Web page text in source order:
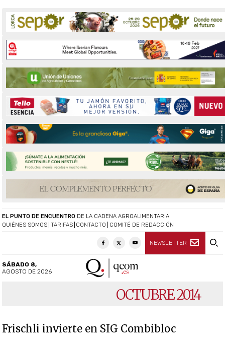
QUIÉNES SOMOS TARIFAS CONTACTO COMITÉ DE REDACCIÓN
NEWSLETTER
EL PUNTO DE ENCUENTRO DE LA CADENA AGROALIMENTARIA
SÁBADO 8,
AGOSTO DE 2026
OCTUBRE 2014
Frischli invierte en SIG Combibloc